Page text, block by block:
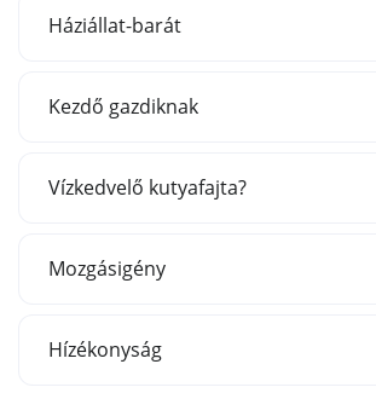
Háziállat-barát
Kezdő gazdiknak
Vízkedvelő kutyafajta?
Mozgásigény
Hízékonyság